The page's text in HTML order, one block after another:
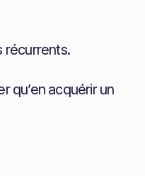
récurrents.
qu’en acquérir un